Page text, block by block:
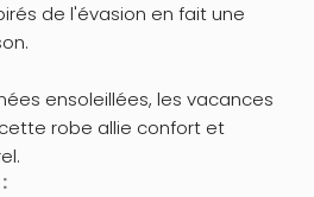
de l'évasion en fait une
ensoleillées, les vacances
robe allie confort et